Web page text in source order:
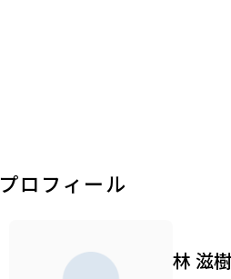
プロフィール
林 滋樹